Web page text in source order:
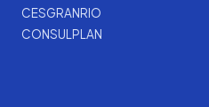
CESGRANRIO
CONSULPLAN